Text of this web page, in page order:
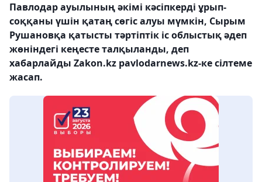
Павлодар ауылының әкімі кәсіпкерді ұрып-
соққаны үшін қатаң сөгіс алуы мүмкін, Сырым
Рушановқа қатысты тәртіптік іс облыстық әдеп
жөніндегі кеңесте талқыланды, деп
хабарлайды Zakon.kz pavlodarnews.kz-ке сілтеме
жасап.